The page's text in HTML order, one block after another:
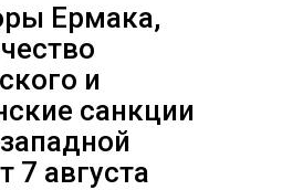
Ермака,
и
санкции
7 августа